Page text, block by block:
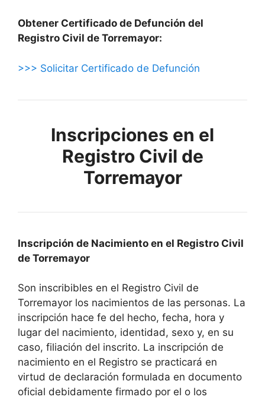
Obtener Certificado de Defunción del
Registro Civil de Torremayor:
>>> Solicitar Certificado de Defunción
Inscripciones en el
Registro Civil de
Torremayor
Inscripción de Nacimiento en el Registro Civil
de Torremayor
Son inscribibles en el Registro Civil de
Torremayor los nacimientos de las personas. La
inscripción hace fe del hecho, fecha, hora y
lugar del nacimiento, identidad, sexo y, en su
caso, filiación del inscrito. La inscripción de
nacimiento en el Registro se practicará en
virtud de declaración formulada en documento
oficial debidamente firmado por el o los